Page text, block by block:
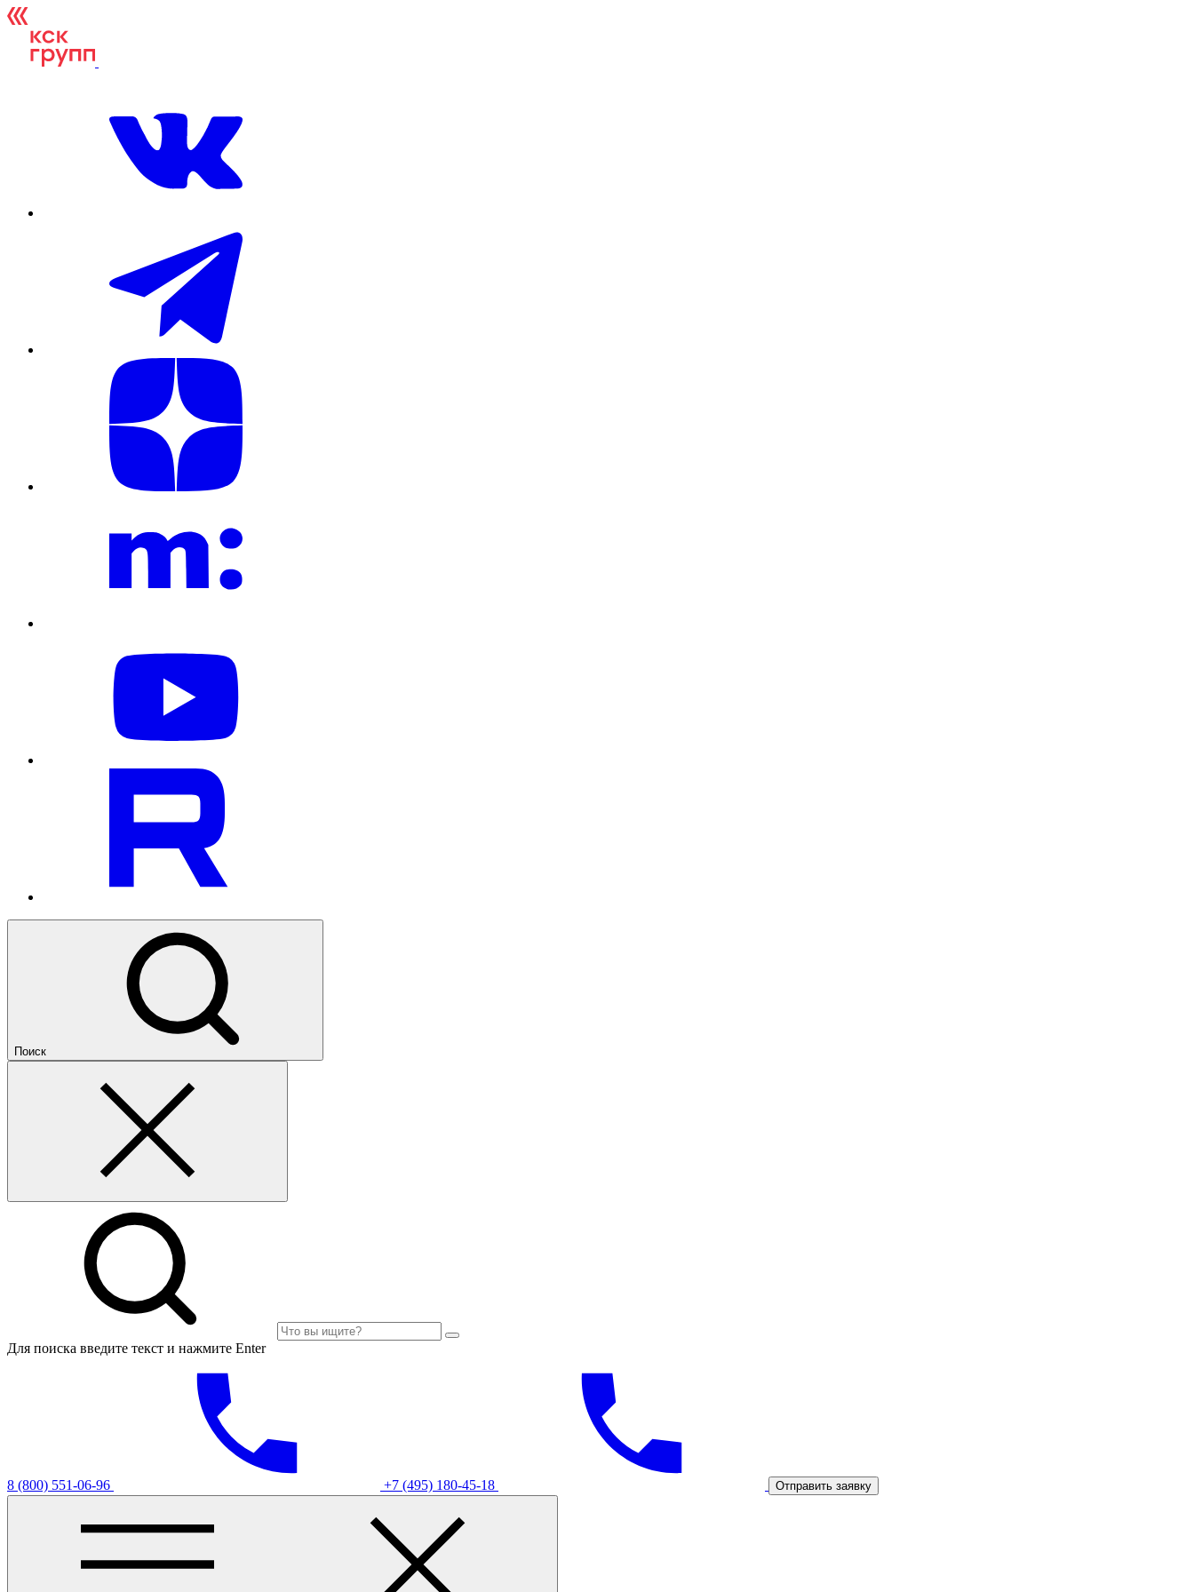
Поиск
Для поиска введите текст и нажмите Enter
8 (800) 551-06-96 +7 (495) 180-45-18 Отправить заявку